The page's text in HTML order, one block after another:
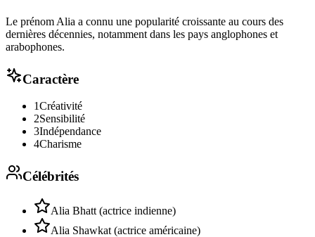
Le prénom Alia a connu une popularité croissante au cours des
dernières décennies, notamment dans les pays anglophones et
arabophones.
Caractère
1Créativité
2Sensibilité
3Indépendance
4Charisme
Célébrités
Alia Bhatt (actrice indienne)
Alia Shawkat (actrice américaine)